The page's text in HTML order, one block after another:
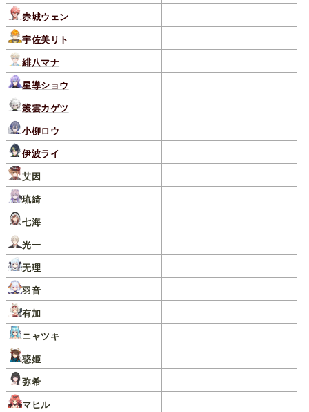
赤城ウェン
宇佐美リト
緋八マナ
星導ショウ
叢雲カゲツ
小柳ロウ
伊波ライ
艾因
琉綺
七海
光一
无理
羽音
有加
ニャツキ
惑姫
弥希
マヒル